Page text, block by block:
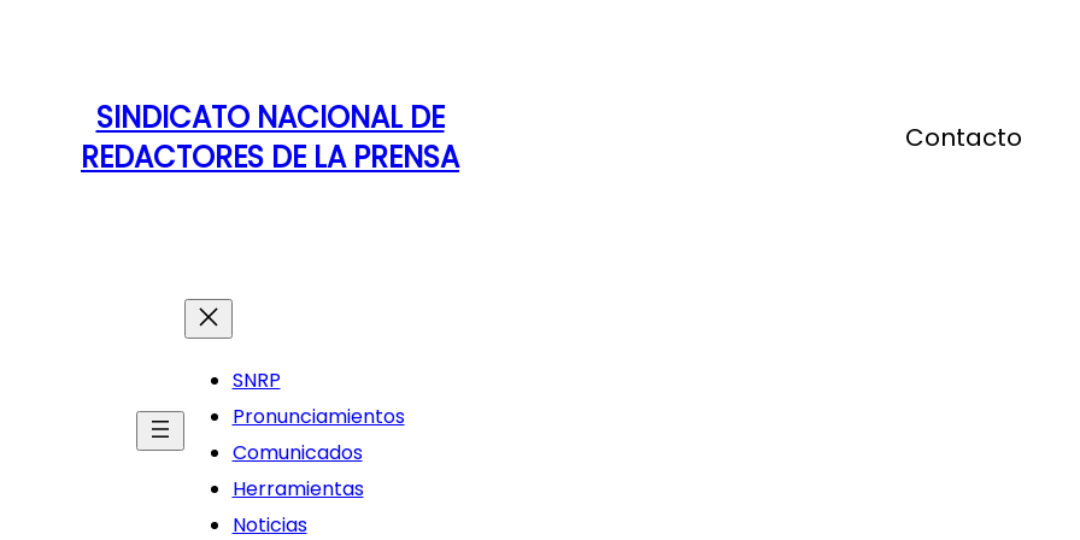
SINDICATO NACIONAL DE
REDACTORES DE LA PRENSA
Contacto
SNRP
Pronunciamientos
Comunicados
Herramientas
Noticias